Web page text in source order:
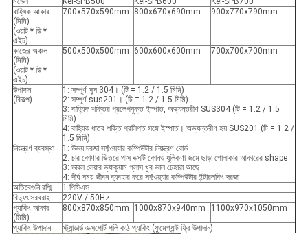
বাহ্যিক আকার
(মিমি)
(ওয়াট * ডি *
এইচ)
700x570x590mm 800x670x690mm 900x770x790mm
কাজের অঞ্চল
(মিমি)
(ওয়াট * ডি *
এইচ)
500x500x500mm 600x600x600mm 700x700x700mm
উপাদান
(বিকল্প)
1: সম্পূর্ণ সুস 304। (টি = 1.2 / 1.5 মিমি)
2: সম্পূর্ণ sus201। (টি = 1.2 / 1.5 মিমি)
3: বাহ্যিক শক্তির প্রলেপযুক্ত ইস্পাত, অভ্যন্তরীণ SUS304 (টি = 1.2 / 1.5
মিমি)
4: বাহ্যিক ধাতব শক্তি প্রলিপ্ত সঙ্গে ইস্পাত। অভ্যন্তরীণ হয় SUS201 (টি = 1.2 /
1.5 মিমি)
নিয়ন্ত্রণ ব্যবস্থা
1: উভয় দরজা সফ্টওয়্যার কম্পিউটার নিয়ন্ত্রণ বোর্ড
2: চার কোণার ভিতরে পাস বক্সটি কোনও ধূলিকণা জমে ছাড়া গোলাকার আকারের shape
3: ডাবল লেয়ার ভ্যাকুয়াম গ্লাস খুব ভাল চেহারা আছে
4: দীর্ঘ সময় জীবন ব্যবহার করে সফ্টওয়্যার কম্পিউটার ইন্টারলকিং দরজা
অতিবেগুনি রশ্মি
1 পিসিএস
বিদ্যুৎ সরবরাহ
220V / 50Hz
প্যাকিং আকার
(মিমি)
800x870x850mm 1000x870x940mm 1100x970x1050mm
প্যাকিং উপাদান স্ট্যান্ডার্ড এক্সপোর্ট পলি কাঠ প্যাকিং (ফুমেগ্যান্ট ফ্রি উপাদান)